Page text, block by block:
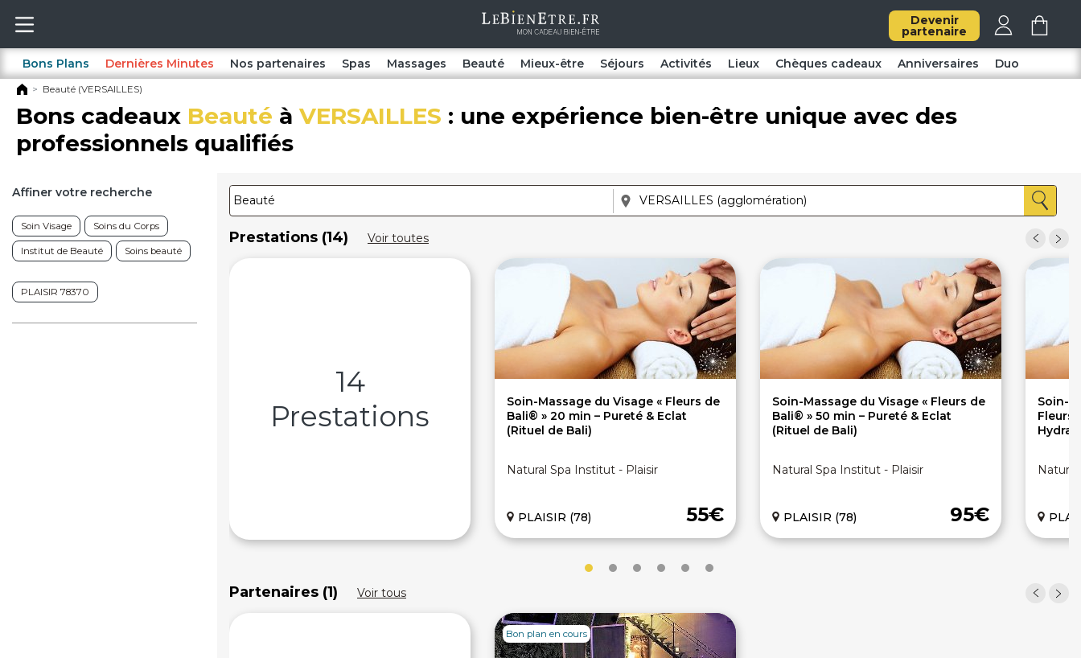
Devenir
partenaire
Bons Plans Dernières Minutes Nos partenaires Spas Massages Beauté Mieux-être Séjours Activités Lieux Chèques cadeaux Anniversaires Duo
Beauté (VERSAILLES)
Bons cadeaux Beauté à VERSAILLES : une expérience bien-être unique avec des
professionnels qualifiés
Affiner votre recherche
Soin Visage Soins du Corps
Institut de Beauté Soins beauté
PLAISIR 78370
Prestations (14) Voir toutes
14
Prestations
Soin-Massage du Visage « Fleurs de
Bali® » 20 min – Pureté & Eclat
(Rituel de Bali)
Natural Spa Institut - Plaisir
55€
PLAISIR (78)
Soin-Massage du Visage « Fleurs de
Bali® » 50 min – Pureté & Eclat
(Rituel de Bali)
Natural Spa Institut - Plaisir
95€
PLAISIR (78)
Soin-
Partenaires (1) Voir tous
Bon plan en cours